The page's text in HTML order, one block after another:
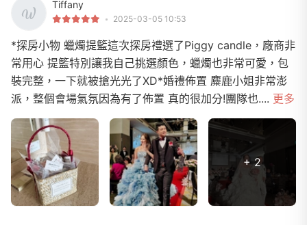
Tiffany
2025-03-05 10:53
*探房小物 蠟燭提籃這次探房禮選了Piggy candle，廠商非
常用心 提籃特別讓我自己挑選顏色，蠟燭也非常可愛，包
裝完整，一下就被搶光光了XD*婚禮佈置 麋鹿小姐非常澎
派，整個會場氣氛因為有了佈置 真的很加分!團隊也.... 更多
+ 2